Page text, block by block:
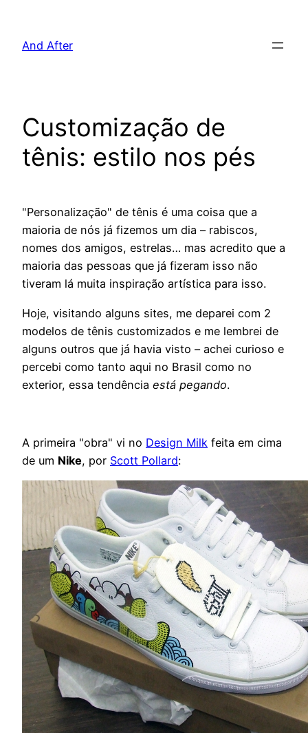
And After
Customização de
tênis: estilo nos pés
"Personalização" de tênis é uma coisa que a
maioria de nós já fizemos um dia – rabiscos,
nomes dos amigos, estrelas… mas acredito que a
maioria das pessoas que já fizeram isso não
tiveram lá muita inspiração artística para isso.
Hoje, visitando alguns sites, me deparei com 2
modelos de tênis customizados e me lembrei de
alguns outros que já havia visto – achei curioso e
percebi como tanto aqui no Brasil como no
exterior, essa tendência está pegando.
A primeira "obra" vi no Design Milk feita em cima
de um Nike, por Scott Pollard: